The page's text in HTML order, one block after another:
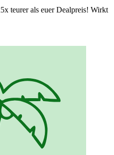
teurer als euer Dealpreis! Wirkt